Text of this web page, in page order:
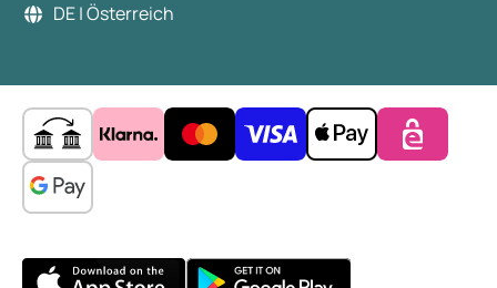
DE | Österreich